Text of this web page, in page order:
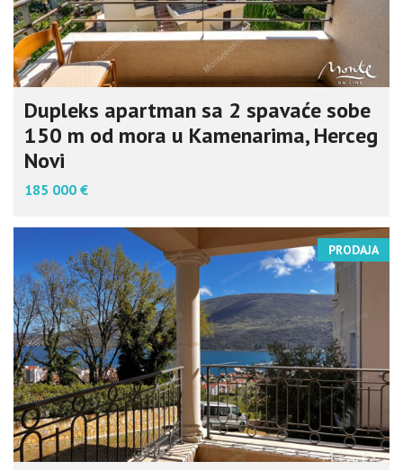
Dupleks apartman sa 2 spavaće sobe
150 m od mora u Kamenarima, Herceg
Novi
185 000 €
PRODAJA